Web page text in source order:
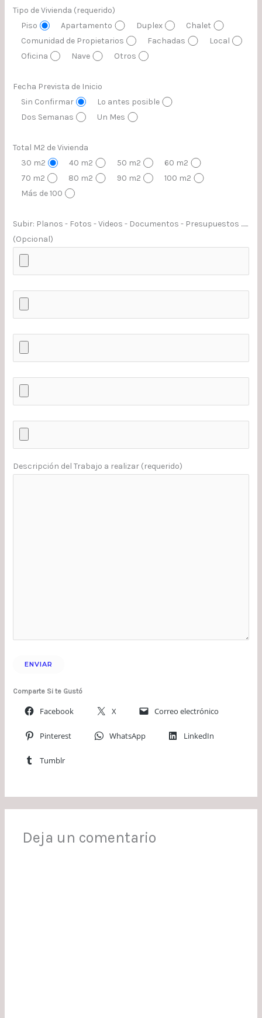
Tipo de Vivienda (requerido)
Piso
Apartamento Duplex
Chalet
Comunidad de Propietarios
Fachadas
Local
Oficina
Nave Otros
Fecha Prevista de Inicio
Sin Confirmar
Lo antes posible
Dos Semanas
Un Mes
Total M2 de Vivienda
30 m2
40 m2 50 m2
60 m2
70 m2
80 m2 90 m2
100 m2
Más de 100
Subir: Planos - Fotos - Videos - Documentos - Presupuestos ......
(Opcional)
Descripción del Trabajo a realizar (requerido)
Comparte Si te Gustó
Facebook X Correo electrónico
Pinterest WhatsApp LinkedIn
Tumblr
Deja un comentario